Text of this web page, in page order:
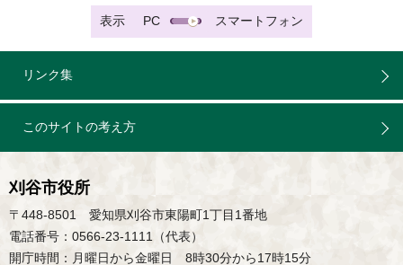
表示 PC スマートフォン
リンク集
このサイトの考え方
刈谷市役所
〒448-8501 愛知県刈谷市東陽町1丁目1番地
電話番号：0566-23-1111（代表）
開庁時間：月曜日から金曜日 8時30分から17時15分